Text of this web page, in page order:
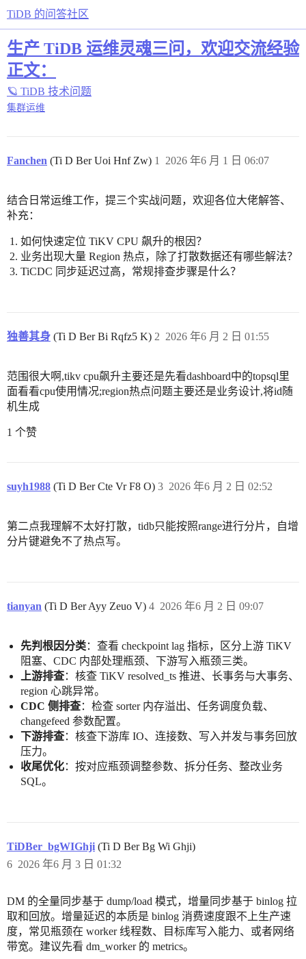
TiDB 的问答社区
生产 TiDB 运维灵魂三问，欢迎交流经验
正文：
🪐 TiDB 技术问题
集群运维
Fanchen (Ti D Ber Uoi Hnf Zw) 2026 年6 月 1 日 06:07
1
结合日常运维工作，提三个实战问题，欢迎各位大佬解答、
补充：
如何快速定位 TiKV CPU 飙升的根因？
业务出现大量 Region 热点，除了打散数据还有哪些解法？
TiCDC 同步延迟过高，常规排查步骤是什么？
独善其身 (Ti D Ber Bi Rqfz5 K) 2026 年6 月 2 日 01:55
2
范围很大啊,tikv cpu飙升主要还是先看dashboard中的topsql里
面看看cpu使用情况;region热点问题主要还是业务设计,将id随
机生成
1 个赞
suyh1988 (Ti D Ber Cte Vr F8 O) 2026 年6 月 2 日 02:52
3
第二点我理解不太好打散，tidb只能按照range进行分片，自增
分片键避免不了热点写。
tianyan (Ti D Ber Ayy Zeuo V) 2026 年6 月 2 日 09:07
4
先判根因分类：查看 checkpoint lag 指标，区分上游 TiKV
阻塞、CDC 内部处理瓶颈、下游写入瓶颈三类。
上游排查：核查 TiKV resolved_ts 推进、长事务与大事务、
region 心跳异常。
CDC 侧排查：检查 sorter 内存溢出、任务调度负载、
changefeed 参数配置。
下游排查：核查下游库 IO、连接数、写入并发与事务回放
压力。
收尾优化：按对应瓶颈调整参数、拆分任务、整改业务
SQL。
TiDBer_bgWIGhji (Ti D Ber Bg Wi Ghji)
2026 年6 月 3 日 01:32
6
DM 的全量同步基于 dump/load 模式，增量同步基于 binlog 拉
取和回放。增量延迟的本质是 binlog 消费速度跟不上生产速
度，常见瓶颈在 worker 线程数、目标库写入能力、或者网络
带宽。建议先看 dm_worker 的 metrics。